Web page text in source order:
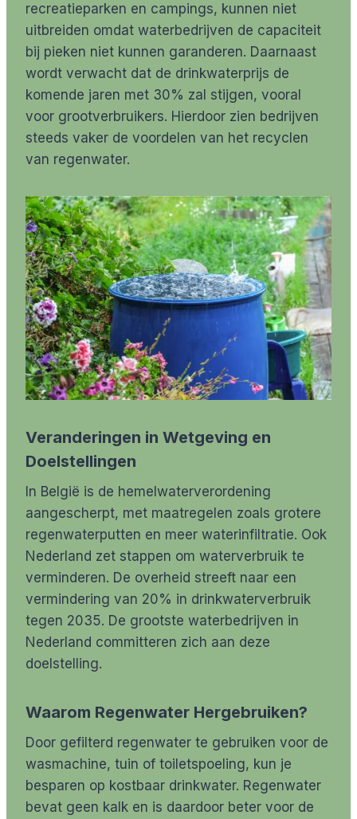
recreatieparken en campings, kunnen niet
uitbreiden omdat waterbedrijven de capaciteit
bij pieken niet kunnen garanderen. Daarnaast
wordt verwacht dat de drinkwaterprijs de
komende jaren met 30% zal stijgen, vooral
voor grootverbruikers. Hierdoor zien bedrijven
steeds vaker de voordelen van het recyclen
van regenwater.
Veranderingen in Wetgeving en
Doelstellingen
In België is de hemelwaterverordening
aangescherpt, met maatregelen zoals grotere
regenwaterputten en meer waterinfiltratie. Ook
Nederland zet stappen om waterverbruik te
verminderen. De overheid streeft naar een
vermindering van 20% in drinkwaterverbruik
tegen 2035. De grootste waterbedrijven in
Nederland committeren zich aan deze
doelstelling.
Waarom Regenwater Hergebruiken?
Door gefilterd regenwater te gebruiken voor de
wasmachine, tuin of toiletspoeling, kun je
besparen op kostbaar drinkwater. Regenwater
bevat geen kalk en is daardoor beter voor de